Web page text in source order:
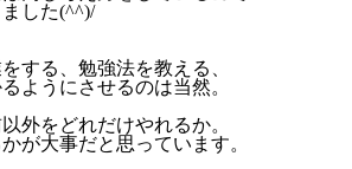
した(^^)/
する、勉強法を教える、
ようにさせるのは当然。
外をどれだけやれるか。
が大事だと思っています。